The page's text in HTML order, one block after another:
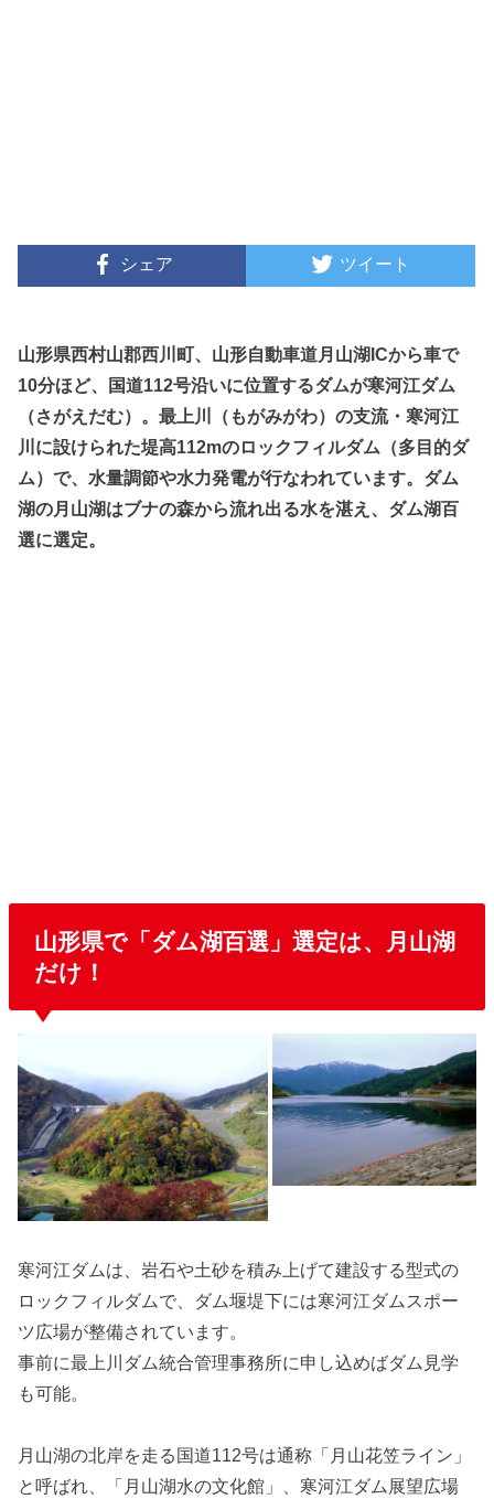
シェア ツイート
山形県西村山郡西川町、山形自動車道月山湖ICから車で
10分ほど、国道112号沿いに位置するダムが寒河江ダム
（さがえだむ）。最上川（もがみがわ）の支流・寒河江
川に設けられた堤高112mのロックフィルダム（多目的ダ
ム）で、水量調節や水力発電が行なわれています。ダム
湖の月山湖はブナの森から流れ出る水を湛え、ダム湖百
選に選定。
山形県で「ダム湖百選」選定は、月山湖
だけ！
寒河江ダムは、岩石や土砂を積み上げて建設する型式の
ロックフィルダムで、ダム堰堤下には寒河江ダムスポー
ツ広場が整備されています。
事前に最上川ダム統合管理事務所に申し込めばダム見学
も可能。
月山湖の北岸を走る国道112号は通称「月山花笠ライン」
と呼ばれ、「月山湖水の文化館」、寒河江ダム展望広場